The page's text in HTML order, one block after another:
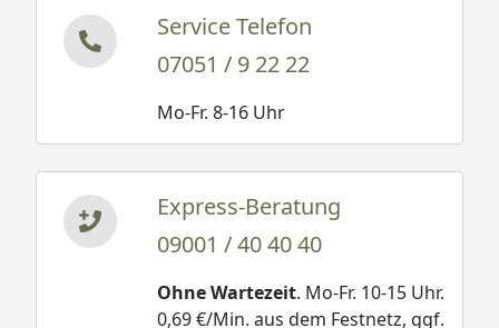
Service Telefon
07051 / 9 22 22
Mo-Fr. 8-16 Uhr
Express-Beratung
09001 / 40 40 40
Ohne Wartezeit. Mo-Fr. 10-15 Uhr.
0,69 €/Min. aus dem Festnetz, ggf.